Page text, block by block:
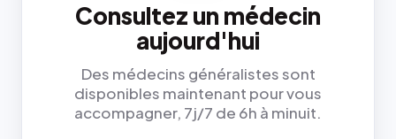
Consultez un médecin
aujourd'hui
Des médecins généralistes sont
disponibles maintenant pour vous
accompagner, 7j/7 de 6h à minuit.